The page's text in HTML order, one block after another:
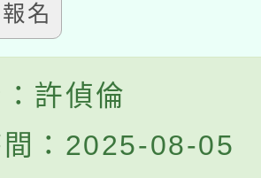
報名
許偵倫
：2025-08-05